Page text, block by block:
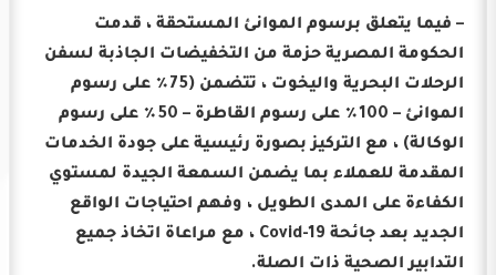
– فيما يتعلق برسوم الموانئ المستحقة ، قدمت
الحكومة المصرية حزمة من التخفيضات الجاذبة لسفن
الرحلات البحرية واليخوت ، تتضمن (75٪ على رسوم
الموانئ – 100٪ على رسوم القاطرة – 50٪ على رسوم
الوكالة) ، مع التركيز بصورة رئيسية على جودة الخدمات
المقدمة للعملاء بما يضمن السمعة الجيدة لمستوي
الكفاءة على المدى الطويل ، وفهم احتياجات الواقع
الجديد بعد جائحة Covid-19 ، مع مراعاة اتخاذ جميع
التدابير الصحية ذات الصلة.